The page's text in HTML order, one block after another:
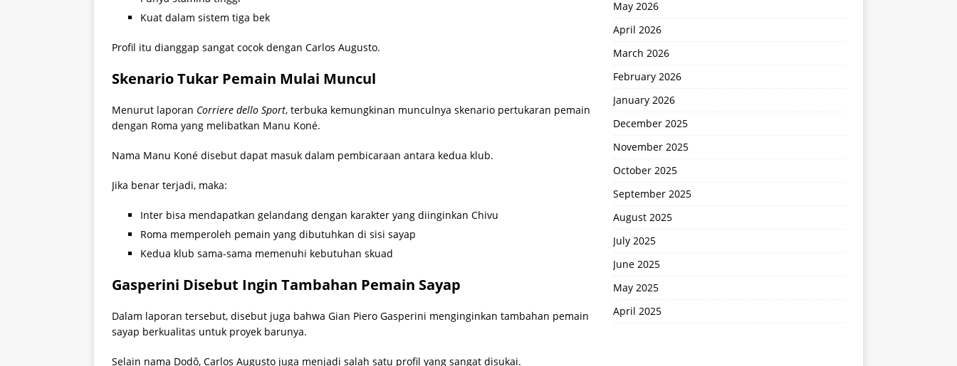
Kuat dalam sistem tiga bek
Profil itu dianggap sangat cocok dengan Carlos Augusto.
Skenario Tukar Pemain Mulai Muncul
Menurut laporan Corriere dello Sport, terbuka kemungkinan munculnya skenario pertukaran pemain
dengan Roma yang melibatkan Manu Koné.
Nama Manu Koné disebut dapat masuk dalam pembicaraan antara kedua klub.
Jika benar terjadi, maka:
Inter bisa mendapatkan gelandang dengan karakter yang diinginkan Chivu
Roma memperoleh pemain yang dibutuhkan di sisi sayap
Kedua klub sama-sama memenuhi kebutuhan skuad
Gasperini Disebut Ingin Tambahan Pemain Sayap
Dalam laporan tersebut, disebut juga bahwa Gian Piero Gasperini menginginkan tambahan pemain
sayap berkualitas untuk proyek barunya.
Selain nama Dodô, Carlos Augusto juga menjadi salah satu profil yang sangat disukai.
May 2026
April 2026
March 2026
February 2026
January 2026
December 2025
November 2025
October 2025
September 2025
August 2025
July 2025
June 2025
May 2025
April 2025